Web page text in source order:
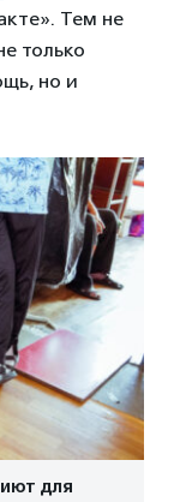
Тем не
только
но и
для